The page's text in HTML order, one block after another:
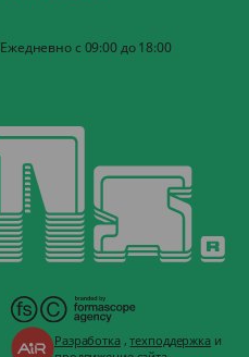
Ежедневно с 09:00 до 18:00
Разработка,техподдержка и